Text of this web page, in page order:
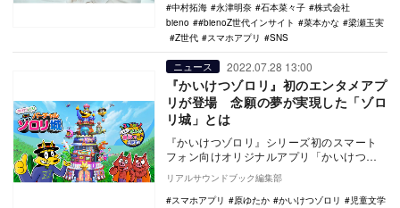
中村拓海
永津明奈 石本菜々子
株式会社
bieno
#bienoZ世代インサイト 菜本かな
梁瀬玉実
Z世代
スマホアプリ SNS
ニュース 2022.07.28 13:00
『かいけつゾロリ』初のエンタメアプ
リが登場 念願の夢が実現した「ゾロ
リ城」とは
『かいけつゾロリ』シリーズ初のスマート
フォン向けオリジナルアプリ「かいけつゾ
ロリ バーチャルゾロリ城」を出版社・ホ…
リアルサウンドブック編集部
スマホアプリ
原ゆたか かいけつゾロリ
児童文学